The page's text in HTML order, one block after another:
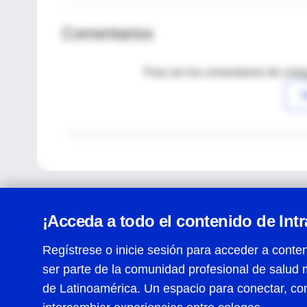
Comentarios
Para ver los comentarios de
¡Acceda a todo el contenido de
Regístrese o inicie sesión para acceder a
ser parte de la comunidad profesional de salud
de Latinoamérica. Un espacio para conectar,
Centro de Ayuda
Términos y condiciones| Políticas de privacidad